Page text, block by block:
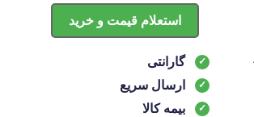
استعلام قیمت و خرید
گارانتی
ارسال سریع
بیمه کالا